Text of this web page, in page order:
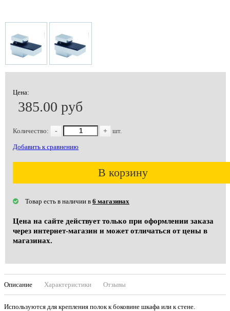
Цена:
385.00 руб
Количество: - + шт.
Добавить к сравнению
В корзину
Товар есть в наличии в 6 магазинах
Цена на сайте действует только при оформлении заказа
через интернет-магазин и может отличаться от цены в
магазинах.
Описание Характеристики Отзывы
Используются для крепления полок к боковине шкафа или к стене.